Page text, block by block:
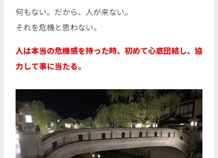
何もない。だから、人が来ない。
それを危機と思わない。
人は本当の危機感を持った時、初めて心底団結し、協
力して事に当たる。